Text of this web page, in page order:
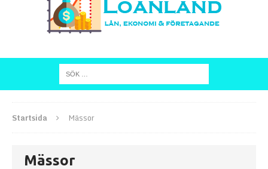
Startsida Mässor
Mässor